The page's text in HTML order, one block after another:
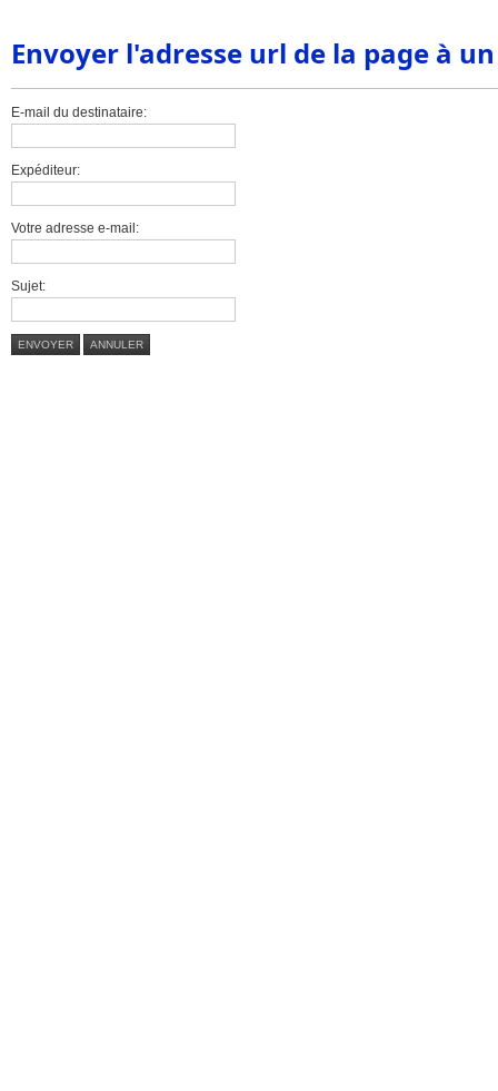
Envoyer l'adresse url de la page à
E-mail du destinataire:
Expéditeur:
Votre adresse e-mail:
Sujet:
ENVOYER ANNULER